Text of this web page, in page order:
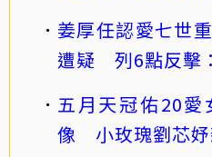
姜厚任認愛七世
遭疑 列6點反擊
五月天冠佑20
像 小玫瑰劉芯妤